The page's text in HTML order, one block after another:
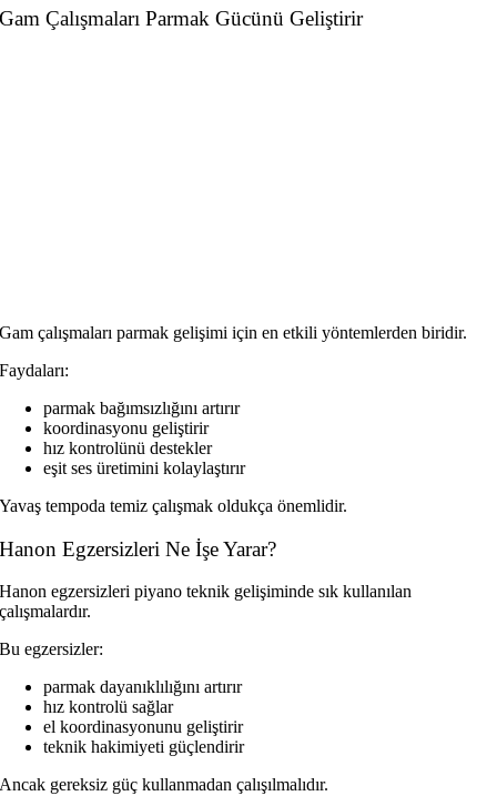
Gam Çalışmaları Parmak Gücünü Geliştirir
Gam çalışmaları parmak gelişimi için en etkili yöntemlerden biridir.
Faydaları:
parmak bağımsızlığını artırır
koordinasyonu geliştirir
hız kontrolünü destekler
eşit ses üretimini kolaylaştırır
Yavaş tempoda temiz çalışmak oldukça önemlidir.
Hanon Egzersizleri Ne İşe Yarar?
Hanon egzersizleri piyano teknik gelişiminde sık kullanılan
çalışmalardır.
Bu egzersizler:
parmak dayanıklılığını artırır
hız kontrolü sağlar
el koordinasyonunu geliştirir
teknik hakimiyeti güçlendirir
Ancak gereksiz güç kullanmadan çalışılmalıdır.